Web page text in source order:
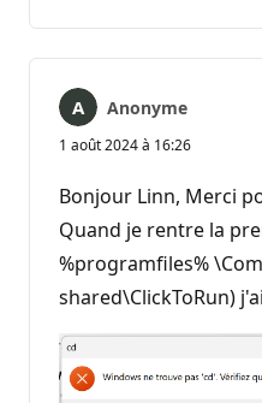
Anonyme
1 août 2024 à 16:26
Bonjour Linn, Merci
Quand je rentre la
%programfiles%
shared\ClickToRun)